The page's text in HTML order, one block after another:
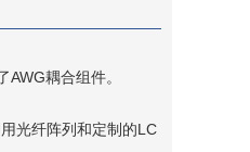
耦合组件。
光纤阵列和定制的LC